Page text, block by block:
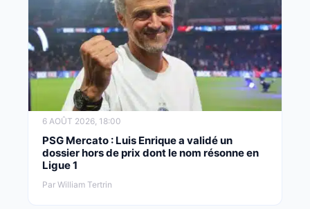
6 AOÛT 2026, 18:00
PSG Mercato : Luis Enrique a validé un
dossier hors de prix dont le nom résonne en
Ligue 1
Par William Tertrin